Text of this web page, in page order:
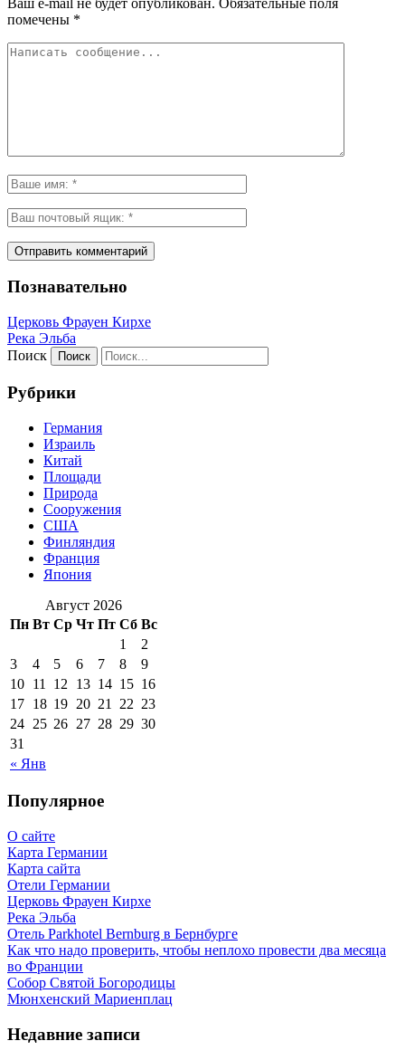
помечены *
Познавательно
Церковь Фрауен Кирхе
Река Эльба
Поиск
Рубрики
Германия
Израиль
Китай
Площади
Природа
Сооружения
США
Финляндия
Франция
Япония
Август 2026
Пн Вт Ср Чт Пт Сб Вс
« Янв
1
2
3
4 5 6 7 8
9
10 11 12 13 14 15 16
17 18 19 20 21 22 23
24 25 26 27 28 29 30
31
Популярное
О сайте
Карта Германии
Карта сайта
Отели Германии
Церковь Фрауен Кирхе
Река Эльба
Отель Parkhotel Bernburg в Бернбурге
Как что надо проверить, чтобы неплохо провести два месяца
во Франции
Собор Святой Богородицы
Мюнхенский Мариенплац
Недавние записи